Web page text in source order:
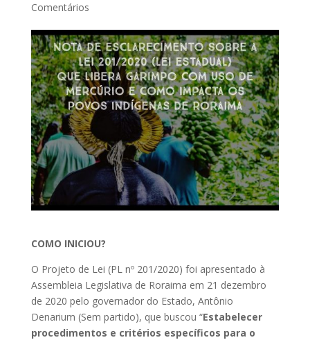
Comentários
COMO INICIOU?
O Projeto de Lei (PL nº 201/2020) foi apresentado à
Assembleia Legislativa de Roraima em 21 dezembro
de 2020 pelo governador do Estado, Antônio
Denarium (Sem partido), que buscou “Estabelecer
procedimentos e critérios específicos para o